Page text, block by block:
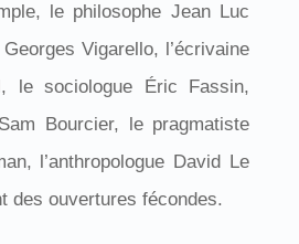
le philosophe Jean Luc
Vigarello, l’écrivaine
le sociologue Éric Fassin,
Bourcier, le pragmatiste
l’anthropologue David Le
des ouvertures fécondes.